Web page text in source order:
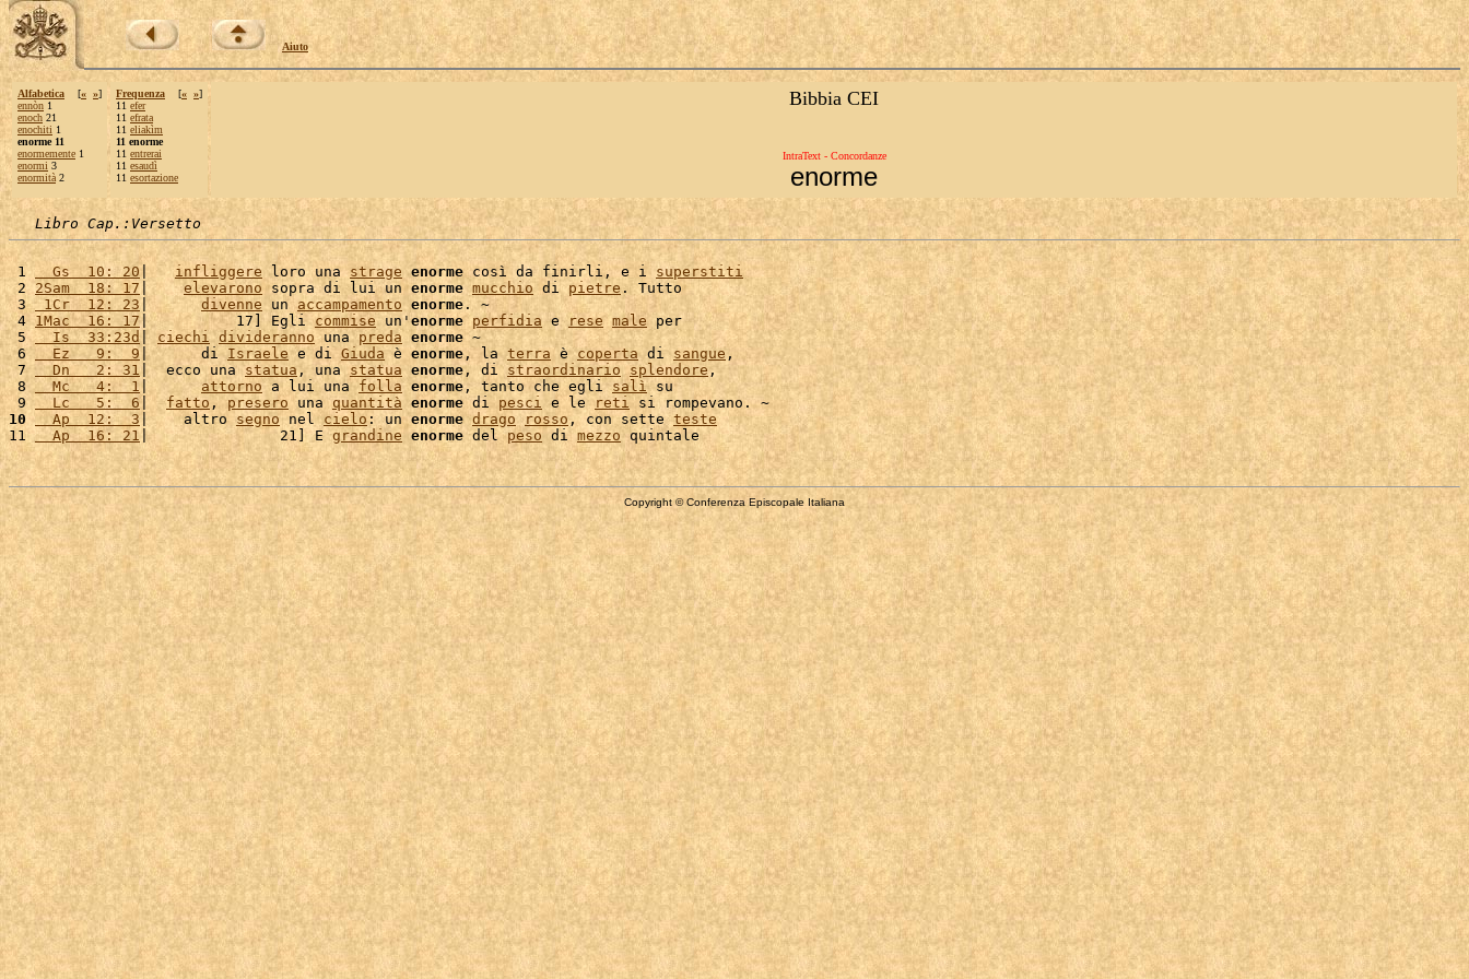
Aiuto
Alfabetica [« »]
ennòn 1
enoch 21
enochiti 1
enorme 11
enormemente 1
enormi 3
enormità 2
Frequenza [« »]
11 efer
11 efrata
11 eliakìm
11 enorme
11 entrerai
11 esaudì
11 esortazione
Bibbia CEI
IntraText - Concordanze
enorme
Libro Cap.:Versetto
1
  Gs  10: 20
| infliggere loro una strage enorme così da finirli, e i superstiti
2 2Sam  18: 17 | elevarono sopra di lui un enorme mucchio di pietre . Tutto
3 1Cr  12: 23 | divenne un accampamento enorme . ~
4 1Mac  16: 17|          17] Egli commise un'enorme perfidia e rese male per
5
  Is  33:23d
| ciechi divideranno una preda enorme ~
6
  Ez   9:  9
|      di Israele e di Giuda è enorme , la terra è coperta di sangue ,
7
  Dn   2: 31
|  ecco una statua, una statua enorme, di straordinario splendore,
8
  Mc   4:  1
| attorno a lui una folla enorme, tanto che egli salì su
9
  Lc   5:  6
| fatto , presero una quantità enorme di pesci e le reti
10
  Ap  12:  3
|    altro segno nel cielo : un enorme drago rosso , con sette teste
11
  Ap  16: 21
|               21] E grandine enorme del peso di mezzo
Copyright © Conferenza Episcopale Italiana